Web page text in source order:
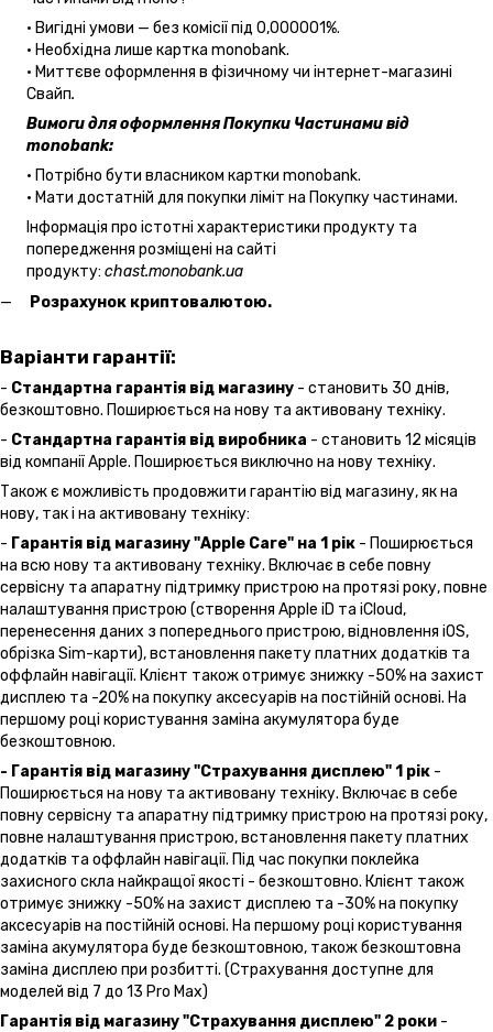
• Вигідні умови — без комісії під 0,000001%.
• Необхідна лише картка monobank.
• Миттєве оформлення в фізичному чи інтернет-магазині
Cвайп.
Вимоги для оформлення Покупки Частинами від
monobank:
• Потрібно бути власником картки monobank.
• Мати достатній для покупки ліміт на Покупку частинами.
Інформація про істотні характеристики продукту та
попередження розміщені на сайті
продукту: chast.monobank.ua
Розрахунок криптовалютою.
Варіанти гарантії:
- Стандартна гарантія від магазину - становить 30 днів,
безкоштовно. Поширюється на нову та активовану техніку.
- Стандартна гарантія від виробника - становить 12 місяців
від компанії Apple. Поширюється виключно на нову техніку.
Також є можливість продовжити гарантію від магазину, як на
нову, так і на активовану техніку:
- Гарантія від магазину "Apple Care" на 1 рік - Поширюється
на всю нову та активовану техніку. Включає в себе повну
сервісну та апаратну підтримку пристрою на протязі року, повне
налаштування пристрою (створення Apple iD та iCloud,
перенесення даних з попереднього пристрою, відновлення іOS,
обрізка Sim-карти), встановлення пакету платних додатків та
оффлайн навігації. Клієнт також отримує знижку -50% на захист
дисплею та -20% на покупку аксесуарів на постійній основі. На
першому році користування заміна акумулятора буде
безкоштовною.
- Гарантія від магазину "Страхування дисплею" 1 рік -
Поширюється на нову та активовану техніку. Включає в себе
повну сервісну та апаратну підтримку пристрою на протязі року,
повне налаштування пристрою, встановлення пакету платних
додатків та оффлайн навігації. Під час покупки поклейка
захисного скла найкращої якості - безкоштовно. Клієнт також
отримує знижку -50% на захист дисплею та -30% на покупку
аксесуарів на постійній основі. На першому році користування
заміна акумулятора буде безкоштовною, також безкоштовна
заміна дисплею при розбитті. (Страхування доступне для
моделей від 7 до 13 Pro Max)
Гарантія від магазину "Страхування дисплею" 2 роки -